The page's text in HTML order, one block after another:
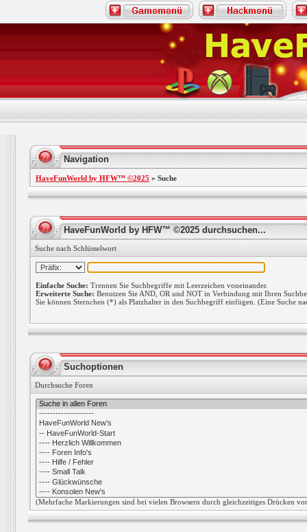
Navigation
HaveFunWorld by HFW™ ©2025 » Suche
HaveFunWorld by HFW™ ©2025 durchsuchen...
Suche nach Schlüsselwort
Einfache Suche: Trennen Sie Suchbegriffe mit Leerzeichen voneinander.
Erweiterte Suche: Benutzen Sie AND, OR und NOT in Verbindung mit Ihren
Sie können Sternchen (*) als Platzhalter in den Suchbegriff einfügen. (Eine Suche
Suchoptionen
Durchsuche Foren
(Mehrfache Markierungen sind bei vielen Browsern durch gleichzeitiges Drücken